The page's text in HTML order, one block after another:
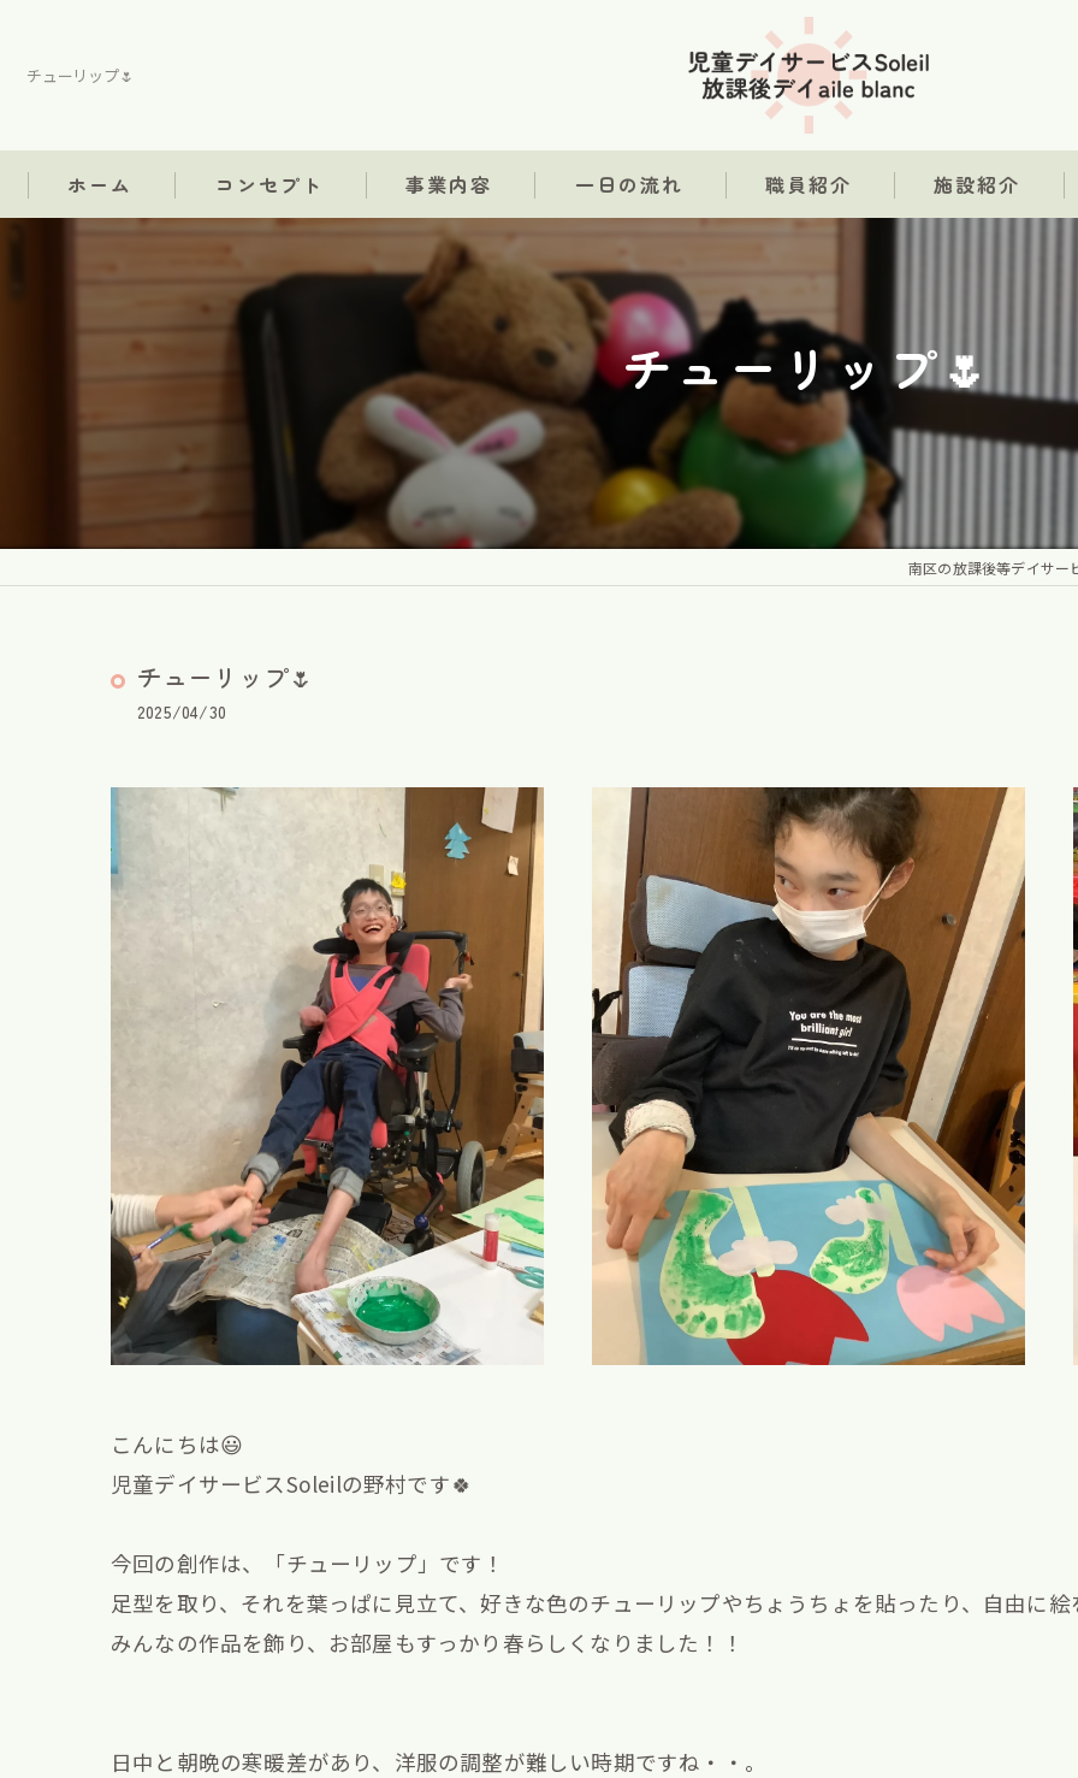
チューリップ🌷
ホーム コンセプト 事業内容 一日の流れ 職員紹介 施設紹介
チューリップ🌷
南区の放課後等デイサー
チューリップ🌷
2025/04/30
こんにちは😃
児童デイサービスSoleilの野村です🍀
今回の創作は、「チューリップ」です！
足型を取り、それを葉っぱに見立て、好きな色のチューリップやちょうちょを貼ったり、自由に絵
みんなの作品を飾り、お部屋もすっかり春らしくなりました！！
日中と朝晩の寒暖差があり、洋服の調整が難しい時期ですね・・。